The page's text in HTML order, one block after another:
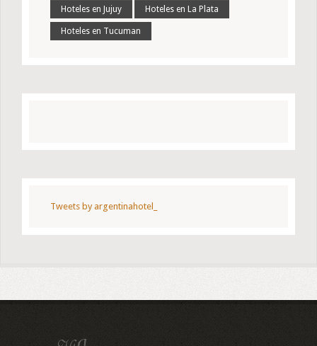
Hoteles en Jujuy Hoteles en La Plata
Hoteles en Tucuman
Tweets by argentinahotel_